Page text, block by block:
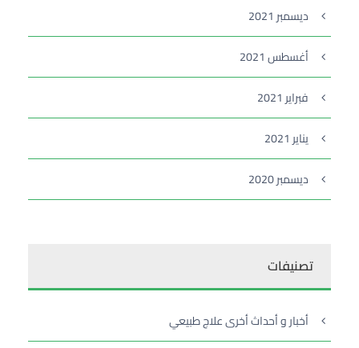
ديسمبر 2021
أغسطس 2021
فبراير 2021
يناير 2021
ديسمبر 2020
تصنيفات
أخبار و أحداث أخرى علاج طبيعي